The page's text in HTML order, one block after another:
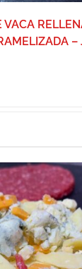
VACA
–